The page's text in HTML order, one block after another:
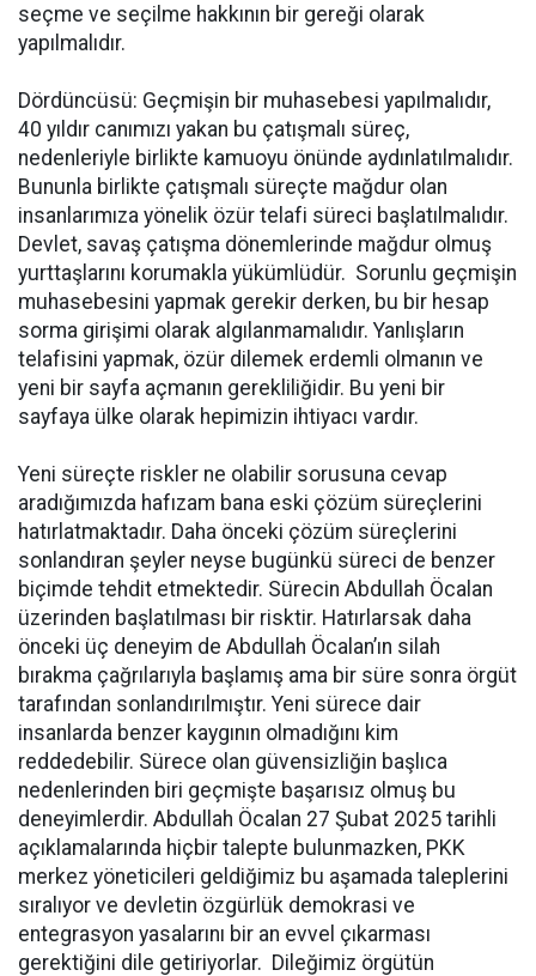
seçme ve seçilme hakkının bir gereği olarak
yapılmalıdır.
Dördüncüsü: Geçmişin bir muhasebesi yapılmalıdır,
40 yıldır canımızı yakan bu çatışmalı süreç,
nedenleriyle birlikte kamuoyu önünde aydınlatılmalıdır.
Bununla birlikte çatışmalı süreçte mağdur olan
insanlarımıza yönelik özür telafi süreci başlatılmalıdır.
Devlet, savaş çatışma dönemlerinde mağdur olmuş
yurttaşlarını korumakla yükümlüdür. Sorunlu geçmişin
muhasebesini yapmak gerekir derken, bu bir hesap
sorma girişimi olarak algılanmamalıdır. Yanlışların
telafisini yapmak, özür dilemek erdemli olmanın ve
yeni bir sayfa açmanın gerekliliğidir. Bu yeni bir
sayfaya ülke olarak hepimizin ihtiyacı vardır.
Yeni süreçte riskler ne olabilir sorusuna cevap
aradığımızda hafızam bana eski çözüm süreçlerini
hatırlatmaktadır. Daha önceki çözüm süreçlerini
sonlandıran şeyler neyse bugünkü süreci de benzer
biçimde tehdit etmektedir. Sürecin Abdullah Öcalan
üzerinden başlatılması bir risktir. Hatırlarsak daha
önceki üç deneyim de Abdullah Öcalan’ın silah
bırakma çağrılarıyla başlamış ama bir süre sonra örgüt
tarafından sonlandırılmıştır. Yeni sürece dair
insanlarda benzer kaygının olmadığını kim
reddedebilir. Sürece olan güvensizliğin başlıca
nedenlerinden biri geçmişte başarısız olmuş bu
deneyimlerdir. Abdullah Öcalan 27 Şubat 2025 tarihli
açıklamalarında hiçbir talepte bulunmazken, PKK
merkez yöneticileri geldiğimiz bu aşamada taleplerini
sıralıyor ve devletin özgürlük demokrasi ve
entegrasyon yasalarını bir an evvel çıkarması
gerektiğini dile getiriyorlar. Dileğimiz örgütün